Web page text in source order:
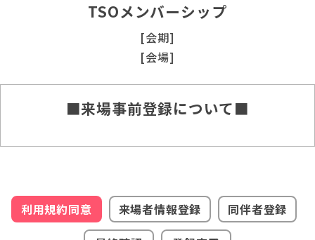
TSOメンバーシップ
[会期]
[会場]
■来場事前登録について■
利用規約同意 来場者情報登録
同伴者登録